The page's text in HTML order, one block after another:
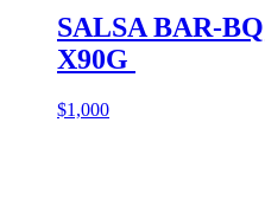
SALSA BAR-
X90G
$1,000